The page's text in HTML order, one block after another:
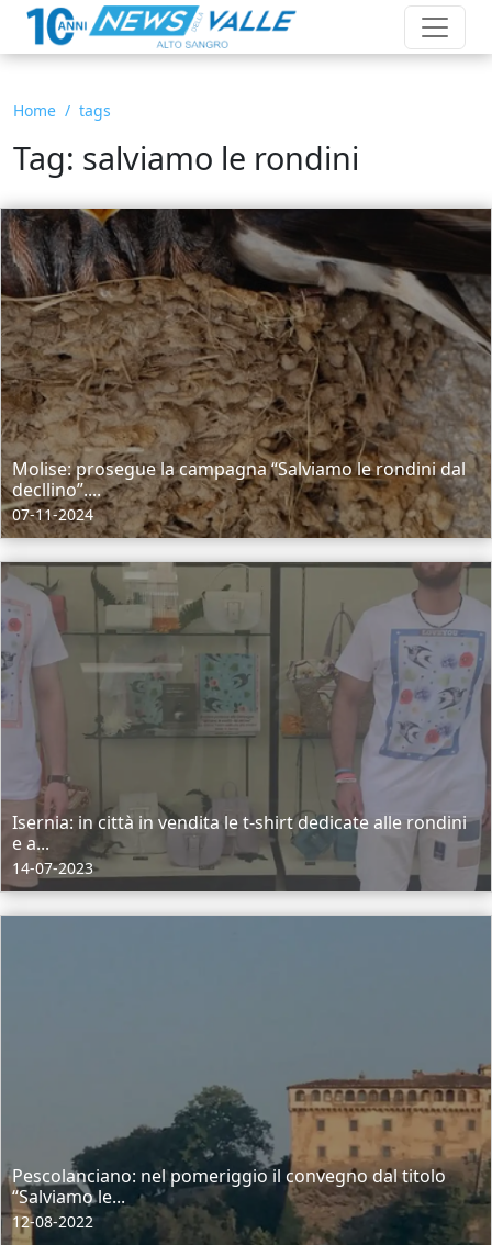
Home tags
Tag: salviamo le rondini
Molise: prosegue la campagna “Salviamo le rondini dal
decllino”....
07-11-2024
Isernia: in città in vendita le t-shirt dedicate alle rondini
e a...
14-07-2023
Pescolanciano: nel pomeriggio il convegno dal titolo
“Salviamo le...
12-08-2022